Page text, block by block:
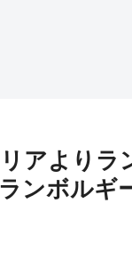
リアより
ンボルギ